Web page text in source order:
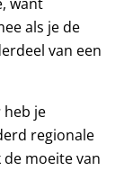
als je de
van een
heb je
regionale
moeite van